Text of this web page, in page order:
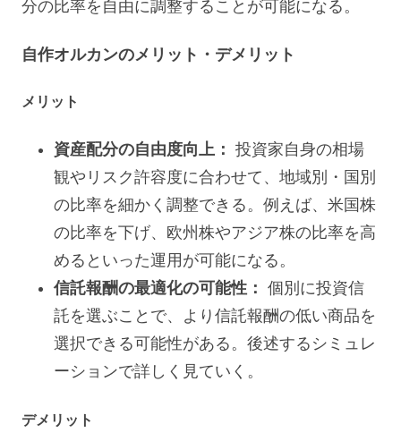
分の比率を自由に調整することが可能になる。
自作オルカンのメリット・デメリット
メリット
資産配分の自由度向上： 投資家自身の相場
観やリスク許容度に合わせて、地域別・国別
の比率を細かく調整できる。例えば、米国株
の比率を下げ、欧州株やアジア株の比率を高
めるといった運用が可能になる。
信託報酬の最適化の可能性： 個別に投資信
託を選ぶことで、より信託報酬の低い商品を
選択できる可能性がある。後述するシミュレ
ーションで詳しく見ていく。
デメリット